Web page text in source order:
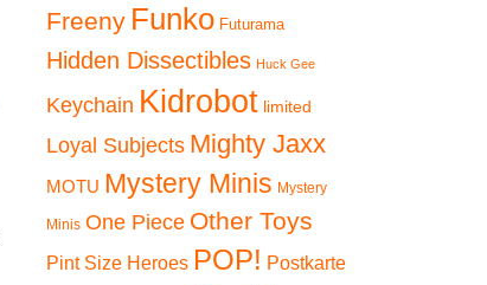
Freeny’s Hidden
Smoker
Freeny’s Hidden
Dissectibles: One
Piece Series 3
(Chopper Ed.) – Horn
Point
Freeny Funko Futurama
Hidden Dissectibles Huck Gee
Keychain Kidrobot limited
Loyal Subjects Mighty Jaxx
MOTU Mystery Minis Mystery
Minis One Piece Other Toys
Pint Size Heroes POP! Postkarte